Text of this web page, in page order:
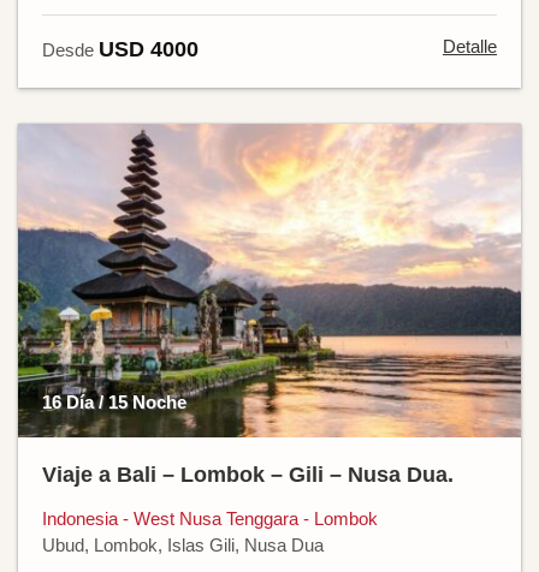
Desde USD 4000 Detalle
16 Día / 15 Noche
Viaje a Bali – Lombok – Gili – Nusa Dua.
Indonesia - West Nusa Tenggara - Lombok
Ubud, Lombok, Islas Gili, Nusa Dua